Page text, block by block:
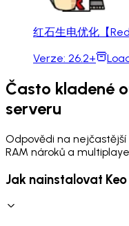
红石生电优化【
Verze: 26.2+
Často kladené
serveru
Odpovědi na
RAM nároků a
Jak nainstalovat